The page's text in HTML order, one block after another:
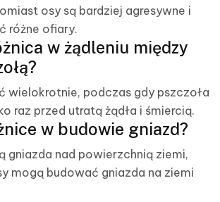
osy są bardziej agresywne i
różne ofiary.
w żądleniu między
wielokrotnie, podczas gdy pszczoła
raz przed utratą żądła i śmiercią.
w budowie gniazd?
gniazda nad powierzchnią ziemi,
mogą budować gniazda na ziemi